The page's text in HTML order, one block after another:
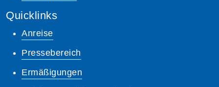
Quicklinks
Anreise
Pressebereich
Ermäßigungen